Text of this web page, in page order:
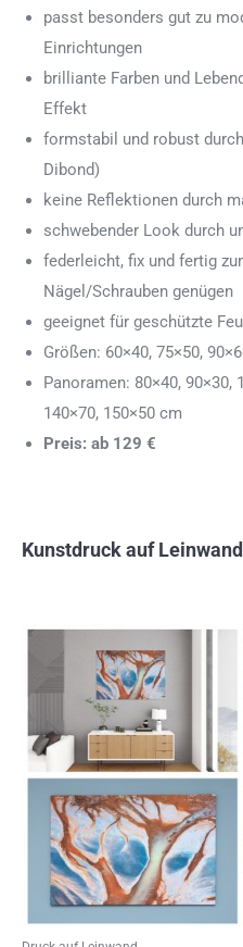
passt besonders gut zu
Einrichtungen
brilliante Farben und
Effekt
formstabil und robust
Dibond)
keine Reflektionen durch
schwebender Look durch
federleicht, fix und fertig
Nägel/Schrauben genügen
geeignet für geschützte
Größen: 60×40, 75×50,
Panoramen: 80×40, 90×30,
140×70, 150×50 cm
Preis: ab 129 €
Kunstdruck auf Leinwand